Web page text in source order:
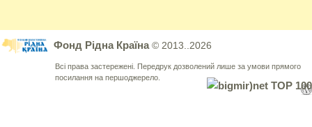
Фонд Рідна Країна© 2013..2026
Всі права застережені. Передрук дозволений лише за умови прямого
посилання на першоджерело.